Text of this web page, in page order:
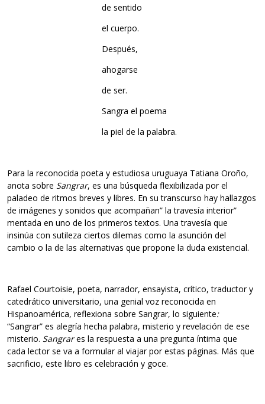
de sentido
el cuerpo.
Después,
ahogarse
de ser.
Sangra el poema
la piel de la palabra.
Para la reconocida poeta y estudiosa uruguaya Tatiana Oroño,
anota sobre Sangrar, es una búsqueda flexibilizada por el
paladeo de ritmos breves y libres. En su transcurso hay hallazgos
de imágenes y sonidos que acompañan” la travesía interior”
mentada en uno de los primeros textos. Una travesía que
insinúa con sutileza ciertos dilemas como la asunción del
cambio o la de las alternativas que propone la duda existencial.
Rafael Courtoisie, poeta, narrador, ensayista, crítico, traductor y
catedrático universitario, una genial voz reconocida en
Hispanoamérica, reflexiona sobre Sangrar, lo siguiente:
“Sangrar” es alegría hecha palabra, misterio y revelación de ese
misterio. Sangrares la respuesta a una pregunta íntima que
cada lector se va a formular al viajar por estas páginas. Más que
sacrificio, este libro es celebración y goce.